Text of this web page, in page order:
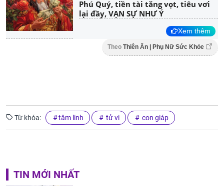
Phú Quý, tiền tài tăng vọt, tiêu vơi
lại đầy, VẠN SỰ NHƯ Ý
Xem thêm
Theo Thiên Ân | Phụ Nữ Sức Khỏe
Từ khóa: tâm linh tử vi con giáp
TIN MỚI NHẤT